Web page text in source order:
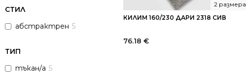
СТИЛ
абстрактрен 5
ТИП
тъкан/а 5
КИЛИМ 160/230 ДАРИ 2318 СИВ
2 размера
76.18 €